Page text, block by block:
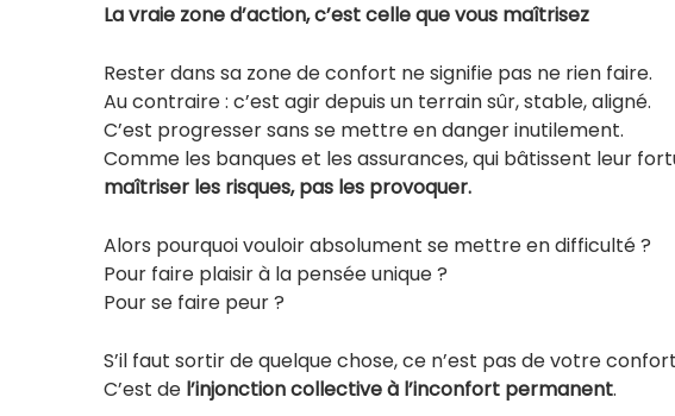
La vraie zone d’action, c’est celle que vous maîtrisez
Rester dans sa zone de confort ne signifie pas ne rien faire.
Au contraire : c’est agir depuis un terrain sûr, stable, aligné.
C’est progresser sans se mettre en danger inutilement.
Comme les banques et les assurances, qui bâtissent leur
maîtriser les risques, pas les provoquer.
Alors pourquoi vouloir absolument se mettre en difficulté ?
Pour faire plaisir à la pensée unique ?
Pour se faire peur ?
S’il faut sortir de quelque chose, ce n’est pas de votre
C’est de l’injonction collective à l’inconfort permanent.